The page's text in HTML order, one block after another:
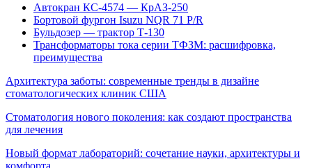
Автокран КС-4574 — КрАЗ-250
Бортовой фургон Isuzu NQR 71 P/R
Бульдозер — трактор Т-130
Трансформаторы тока серии ТФЗМ: расшифровка,
преимущества
Архитектура заботы: современные тренды в дизайне
стоматологических клиник США
Стоматология нового поколения: как создают пространства
для лечения
Новый формат лабораторий: сочетание науки, архитектуры и
комфорта